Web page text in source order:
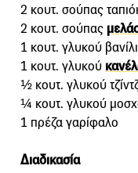
2 κουτ. σούπας
2 κουτ. σούπας
1 κουτ. γλυκού
1 κουτ. γλυκού
½ κουτ. γλυκού
¼ κουτ. γλυκού
1 πρέζα γαρίφαλο
Διαδικασία